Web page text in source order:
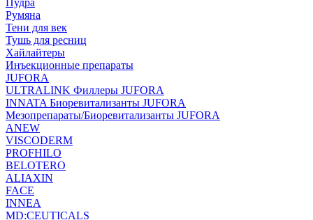
Пудра
Румяна
Тени для век
Тушь для ресниц
Хайлайтеры
Инъекционные препараты
JUFORA
ULTRALINK Филлеры JUFORA
INNATA Биоревитализанты JUFORA
Мезопрепараты/Биоревитализанты JUFORA
ANEW
VISCODERM
PROFHILO
BELOTERO
ALIAXIN
FACE
INNEA
MD:CEUTICALS